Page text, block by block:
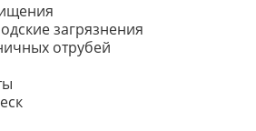
загрязнения
отрубей